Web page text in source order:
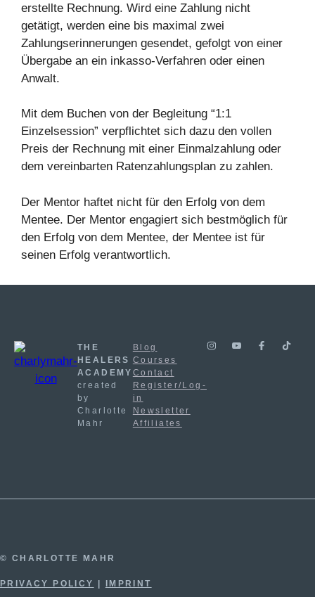
erstellte Rechnung. Wird eine Zahlung nicht
getätigt, werden eine bis maximal zwei
Zahlungserinnerungen gesendet, gefolgt von einer
Übergabe an ein inkasso-Verfahren oder einen
Anwalt.
Mit dem Buchen von der Begleitung “1:1
Einzelsession” verpflichtet sich dazu den vollen
Preis der Rechnung mit einer Einmalzahlung oder
dem vereinbarten Ratenzahlungsplan zu zahlen.
Der Mentor haftet nicht für den Erfolg von dem
Mentee. Der Mentor engagiert sich bestmöglich für
den Erfolg von dem Mentee, der Mentee ist für
seinen Erfolg verantwortlich.
THE
HEALERS
ACADEMY
created
by
Charlotte
Mahr
Blog
Courses
Contact
Register/Log-
in
Newsletter
Affiliates
© CHARLOTTE MAHR
PRIVACY POLICY | IMPRINT